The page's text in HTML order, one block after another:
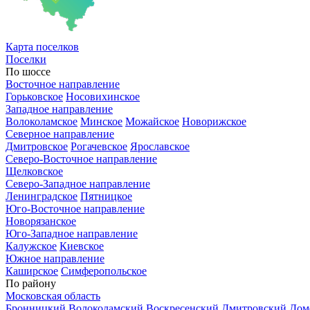
Карта поселков
Поселки
По шоссе
Восточное направление
Горьковское Носовихинское
Западное направление
Волоколамское Минское Можайское Новорижское
Северное направление
Дмитровское Рогачевское Ярославское
Северо-Восточное направление
Щелковское
Северо-Западное направление
Ленинградское Пятницкое
Юго-Восточное направление
Новорязанское
Юго-Западное направление
Калужское Киевское
Южное направление
Каширское Симферопольское
По району
Московская область